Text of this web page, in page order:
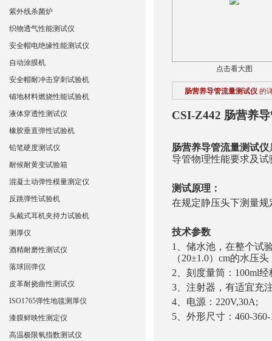
点击看大图
肠营养导管流量测试仪 的
CSI-Z442 肠营养
肠营养导管流量测试仪
导管物理性能要求及
测试原理：
在规定静压头下测量
技术参数
1
储水池，在整个试
（20±1.0）cm的水压
2
刻度量筒 ： 100ml经
3、 注射器，有适宜充
4、电源：220V,30A;
5、外形尺寸：460-360-
紫外线杀菌炉
织物透气性能测试仪
安全帽电绝缘性能测试仪
自动涂膜机
安全帽耐冲击穿刺试验机
铺地材料燃烧性能试验机
液体穿透性测试仪
橡胶垂直弹性试验机
铅笔硬度测试仪
耐候耐黄变试验箱
混凝土动弹性模量测定仪
反跳弹性试验机
头戴式耳机夹持力试验机
测厚仪
酒精耐磨性测试仪
落球回弹仪
皮革耐挠曲性测试仪
ISO1765弹性地毯测厚仪
漆膜鲜映性测定仪
高温极限氧指数测试仪